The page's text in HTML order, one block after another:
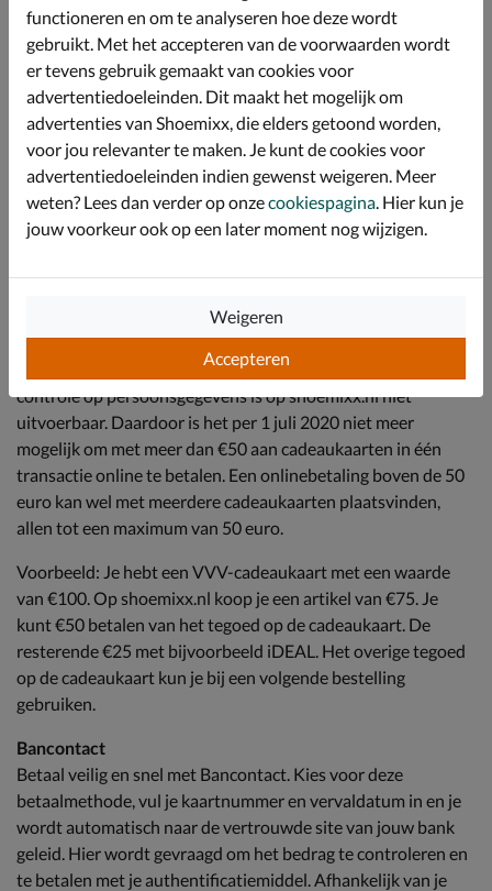
Indien je in het bezit bent van een geldige VVV cadeaukaart
of Fashioncheque dan kun je deze verzilveren op
Shoemixx.nl. Wanneer je je bestelling plaatst, kies je bij
Betaalmethodes voor VVV-cadeaukaart of Fashioncheque.
Je kunt hier het desbetreffende kaartnummer invoeren en de
waarde van het saldo zal in mindering worden gebracht in het
te betalen bedrag. Wanneer het saldo onvoldoende is om het
aankoopbedrag te voldoen kun je het resterende bedrag
betalen via één van de andere betaalmethodes. Je kunt
meerdere cadeaukaarten combineren.
witwassen (AMLD5) in werking getreden. Deze wetgeving
vereist bij besteding van meer dan € 50 aan Elektronisch
Geld een Know Your Customer (KYC) procedure. Deze
controle op persoonsgegevens is op shoemixx.nl niet
uitvoerbaar. Daardoor is het per 1 juli 2020 niet meer
mogelijk om met meer dan €50 aan cadeaukaarten in één
transactie online te betalen. Een onlinebetaling boven de 50
euro kan wel met meerdere cadeaukaarten plaatsvinden,
allen tot een maximum van 50 euro.
Voorbeeld: Je hebt een VVV-cadeaukaart met een waarde
van €100. Op shoemixx.nl koop je een artikel van €75. Je
kunt €50 betalen van het tegoed op de cadeaukaart. De
resterende €25 met bijvoorbeeld iDEAL. Het overige tegoed
op de cadeaukaart kun je bij een volgende bestelling
gebruiken.
Bancontact
Betaal veilig en snel met Bancontact. Kies voor deze
betaalmethode, vul je kaartnummer en vervaldatum in en je
wordt automatisch naar de vertrouwde site van jouw bank
geleid. Hier wordt gevraagd om het bedrag te controleren en
te betalen met je authentificatiemiddel. Afhankelijk van je
functioneren en om te analyseren hoe deze wordt
gebruikt. Met het accepteren van de voorwaarden wordt
er tevens gebruik gemaakt van cookies voor
advertentiedoeleinden. Dit maakt het mogelijk om
advertenties van Shoemixx, die elders getoond worden,
voor jou relevanter te maken. Je kunt de cookies voor
advertentiedoeleinden indien gewenst weigeren. Meer
weten? Lees dan verder op onzecookiespagina. Hier kun je
jouw voorkeur ook op een later moment nog wijzigen.
Accepteren
Weigeren